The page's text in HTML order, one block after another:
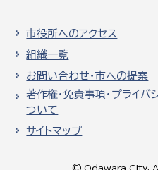
市役所へのアクセス
組織一覧
お問い合わせ・市への提案
著作権・免責事項・プライバ
ついて
サイトマップ
© Odawara City,